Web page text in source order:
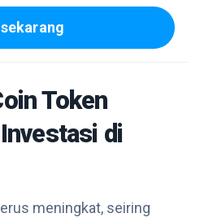
Token
di
meningkat, seiring